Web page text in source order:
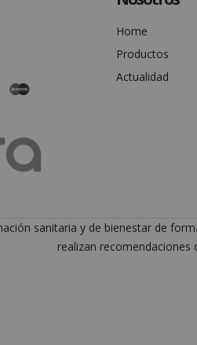
Home
Productos
Actualidad
sanitaria y de bienestar de
realizan